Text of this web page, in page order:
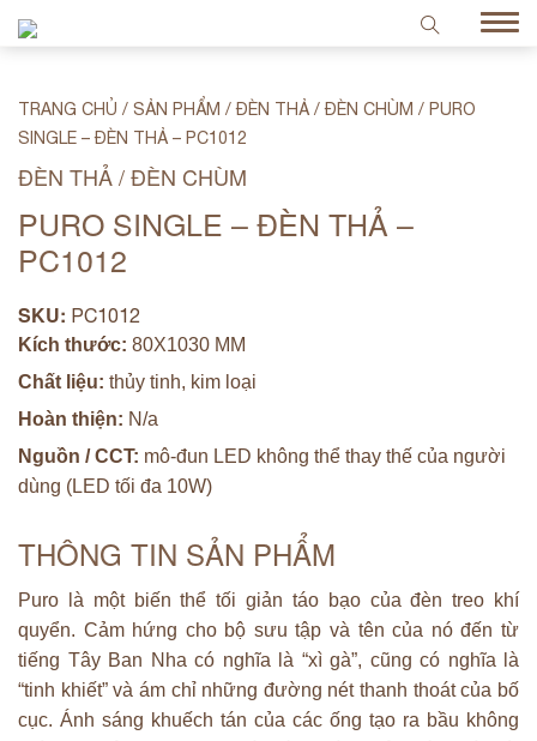
TRANG CHỦ / SẢN PHẨM / ĐÈN THẢ / ĐÈN CHÙM / PURO
SINGLE – ĐÈN THẢ – PC1012
ĐÈN THẢ / ĐÈN CHÙM
PURO SINGLE – ĐÈN THẢ –
PC1012
SKU: PC1012
Kích thước: 80X1030 MM
Chất liệu: thủy tinh, kim loại
Hoàn thiện: N/a
Nguồn / CCT: mô-đun LED không thể thay thế của người
dùng (LED tối đa 10W)
THÔNG TIN SẢN PHẨM
Puro là một biến thể tối giản táo bạo của đèn treo khí
quyển. Cảm hứng cho bộ sưu tập và tên của nó đến từ
tiếng Tây Ban Nha có nghĩa là “xì gà”, cũng có nghĩa là
“tinh khiết” và ám chỉ những đường nét thanh thoát của bố
cục. Ánh sáng khuếch tán của các ống tạo ra bầu không